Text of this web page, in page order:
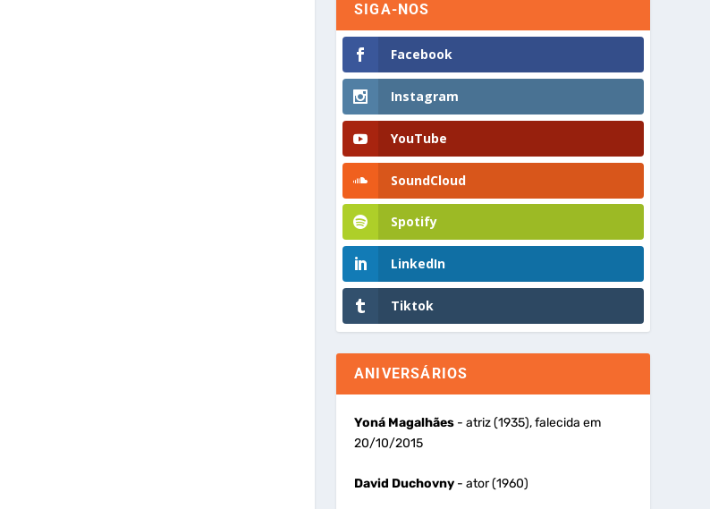
SIGA-NOS
Facebook
Instagram
YouTube
SoundCloud
Spotify
LinkedIn
Tiktok
ANIVERSÁRIOS
Yoná Magalhães- atriz (1935), falecida em
20/10/2015
David Duchovny- ator (1960)